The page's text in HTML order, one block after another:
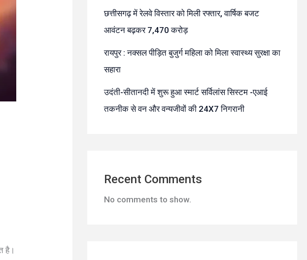
है।
छत्तीसगढ़ में रेलवे विस्तार को मिली रफ्तार, वार्षिक बजट
आवंटन बढ़कर 7,470 करोड़
रायपुर : नक्सल पीड़ित बुजुर्ग महिला को मिला स्वास्थ्य सुरक्षा का
सहारा
उदंती-सीतानदी में शुरू हुआ स्मार्ट सर्विलांस सिस्टम -एआई
तकनीक से वन और वन्यजीवों की 24X7 निगरानी
Recent Comments
No comments to show.